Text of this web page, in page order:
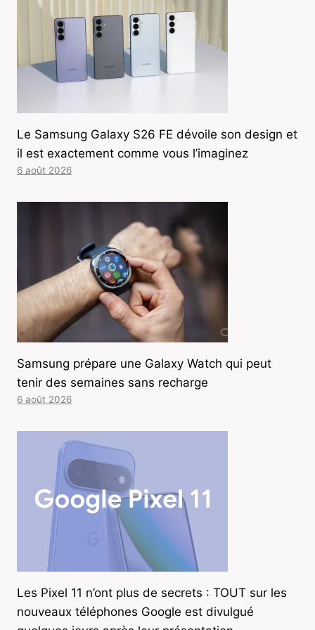
Le Samsung Galaxy S26 FE dévoile son design et
il est exactement comme vous l’imaginez
6 août 2026
Samsung prépare une Galaxy Watch qui peut
tenir des semaines sans recharge
6 août 2026
Les Pixel 11 n’ont plus de secrets : TOUT sur les
nouveaux téléphones Google est divulgué